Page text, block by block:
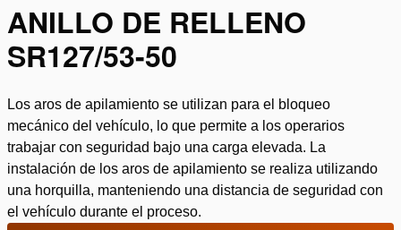
ANILLO DE RELLENO
SR127/53-50
Los aros de apilamiento se utilizan para el bloqueo
mecánico del vehículo, lo que permite a los operarios
trabajar con seguridad bajo una carga elevada. La
instalación de los aros de apilamiento se realiza utilizando
una horquilla, manteniendo una distancia de seguridad con
el vehículo durante el proceso.